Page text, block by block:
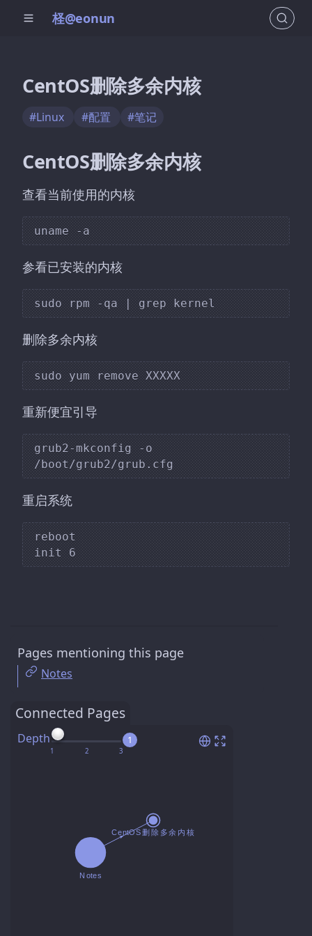
柽@eonun
CentOS删除多余内核
#Linux #配置 #笔记
CentOS删除多余内核
查看当前使用的内核
参看已安装的内核
删除多余内核
重新便宜引导
grub2-mkconfig -o
重启系统
reboot
Connected Pages
Depth 1
Pages mentioning this page
Notes